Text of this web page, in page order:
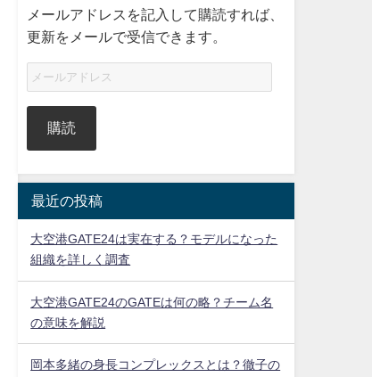
メールアドレスを記入して購読すれば、
更新をメールで受信できます。
購読
最近の投稿
大空港GATE24は実在する？モデルになった
組織を詳しく調査
大空港GATE24のGATEは何の略？チーム名
の意味を解説
岡本多緒の身長コンプレックスとは？徹子の